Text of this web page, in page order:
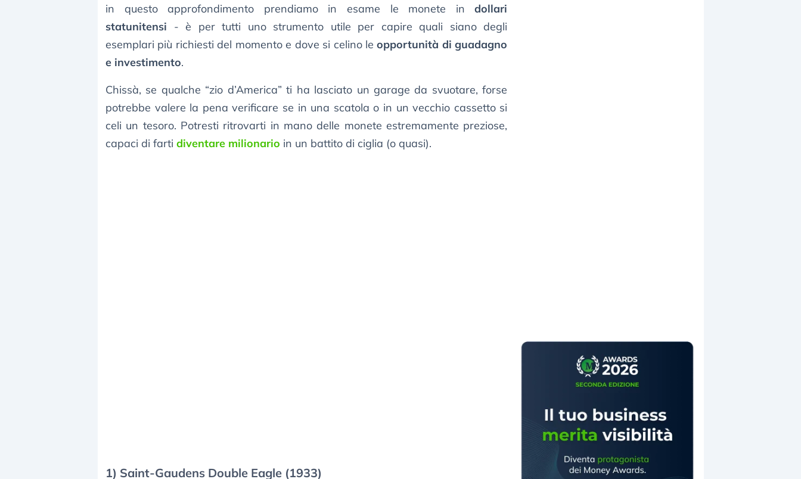
in questo approfondimento prendiamo in esame le monete indollari
statunitensi - è per tutti uno strumento utile per capire quali siano degli
esemplari più richiesti del momento e dove si celino le opportunità di guadagno
e investimento.
Chissà, se qualche “zio d’America” ti ha lasciato un garage da svuotare, forse
potrebbe valere la pena verificare se in una scatola o in un vecchio cassetto si
celi un tesoro. Potresti ritrovarti in mano delle monete estremamente preziose,
capaci di farti diventare milionario in un battito di ciglia (o quasi).
1) Saint-Gaudens Double Eagle (1933)